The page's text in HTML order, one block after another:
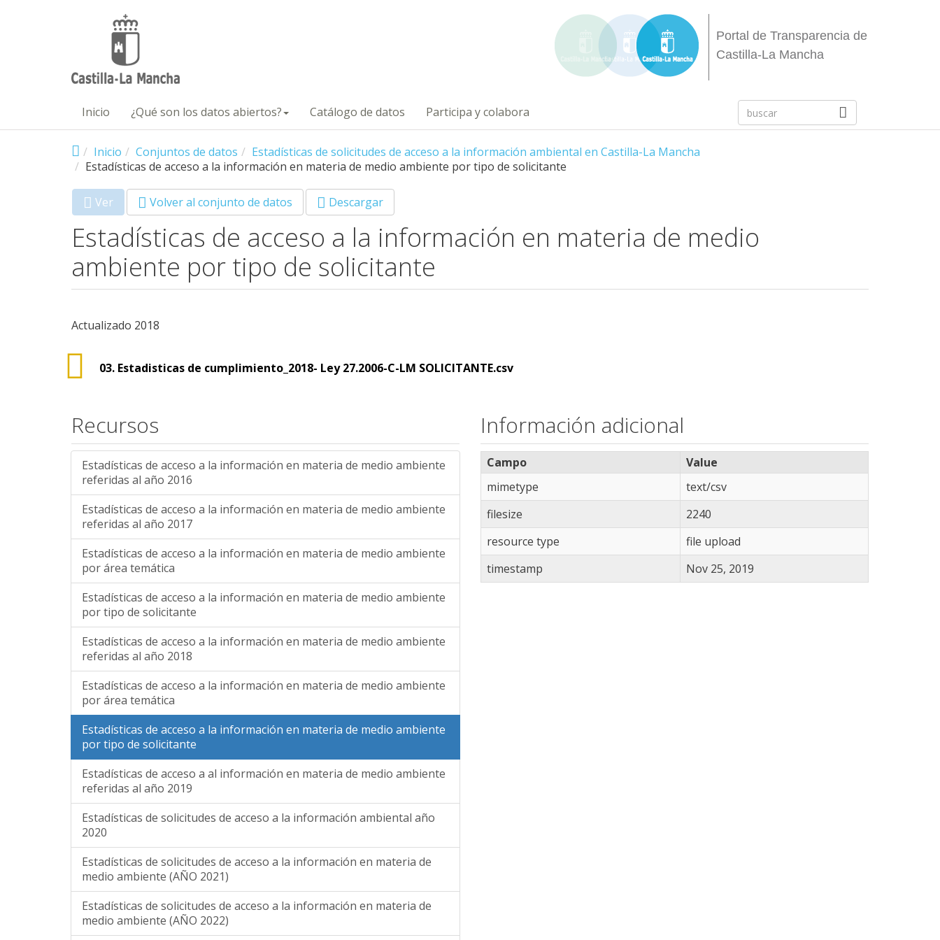
Portal de Transparencia de
Castilla-La Mancha
Inicio ¿Qué son los datos abiertos? Catálogo de datos Participa y colabora
Inicio Conjuntos de datos
Estadísticas de solicitudes de acceso a la información ambiental en Castilla-La Mancha
Estadísticas de acceso a la información en materia de medio ambiente por tipo de solicitante
Primary tabs
Ver (solapa
activa)
Volver al conjunto de datos Descargar
Estadísticas de acceso a la información en materia de medio
ambiente por tipo de solicitante
Actualizado 2018
03. Estadisticas de cumplimiento_2018- Ley 27.2006-C-LM SOLICITANTE.csv
Recursos
Estadísticas de acceso a la información en materia de medio ambiente
referidas al año 2016
Estadísticas de acceso a la información en materia de medio ambiente
referidas al año 2017
Estadísticas de acceso a la información en materia de medio ambiente
por área temática
Estadísticas de acceso a la información en materia de medio ambiente
por tipo de solicitante
Estadísticas de acceso a la información en materia de medio ambiente
referidas al año 2018
Estadísticas de acceso a la información en materia de medio ambiente
por área temática
Estadísticas de acceso a la información en materia de medio ambiente
por tipo de solicitante
Estadísticas de acceso a al información en materia de medio ambiente
referidas al año 2019
Estadísticas de solicitudes de acceso a la información ambiental año
2020
Estadísticas de solicitudes de acceso a la información en materia de
medio ambiente (AÑO 2021)
Estadísticas de solicitudes de acceso a la información en materia de
medio ambiente (AÑO 2022)
Información adicional
Campo
Value
mimetype
text/csv
filesize
2240
resource type
file upload
timestamp
Nov 25, 2019